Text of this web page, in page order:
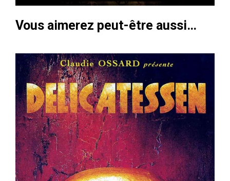
Vous aimerez peut-être aussi…